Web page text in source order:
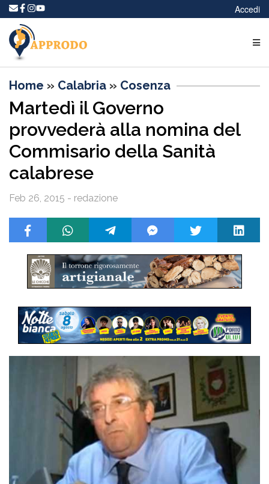
Accedi
Home » Calabria » Cosenza
Martedì il Governo
provvederà alla nomina del
Commisario della Sanità
calabrese
Feb 26, 2015 - redazione